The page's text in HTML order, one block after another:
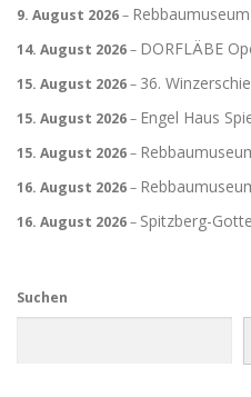
9. August 2026–
14. August 2026– DORFLÄBE
15. August 2026– 36.
15. August 2026– Engel Haus
15. August 2026–
16. August 2026–
16. August 2026– Spitzberg-
Suchen